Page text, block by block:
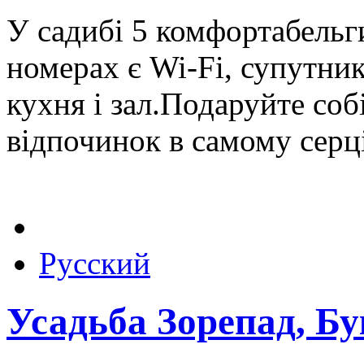
У садибі 5
номерах є Wi-Fi,
кухня і зал.Подаруйте
відпочинок в самому
Русский
Усадьба Зорепад,